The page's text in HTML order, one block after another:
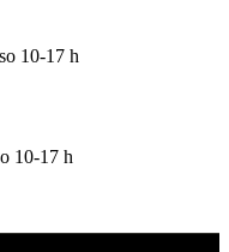
10-17 h
10-17 h